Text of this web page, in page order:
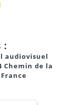
:
audiovisuel
Chemin de la